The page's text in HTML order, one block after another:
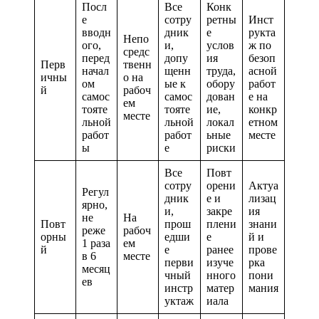
Перв
ичны
й
Посл
е
вводн
ого,
перед
начал
ом
самос
тояте
льной
работ
ы
Непо
средс
твенн
о на
рабоч
ем
месте
Все
сотру
дник
и,
допу
щенн
ые к
самос
тояте
льной
работ
е
Конк
ретны
е
услов
ия
труда,
обору
дован
ие,
локал
ьные
риски
Инст
рукта
ж по
безоп
асной
работ
е на
конкр
етном
месте
Повт
орны
й
Регул
ярно,
не
реже
1 раза
в 6
месяц
ев
На
рабоч
ем
месте
Все
сотру
дник
и,
прош
едши
е
перви
чный
инстр
уктаж
Повт
орени
е и
закре
плени
е
ранее
изуче
нного
матер
иала
Актуа
лизац
ия
знани
й и
прове
рка
пони
мания